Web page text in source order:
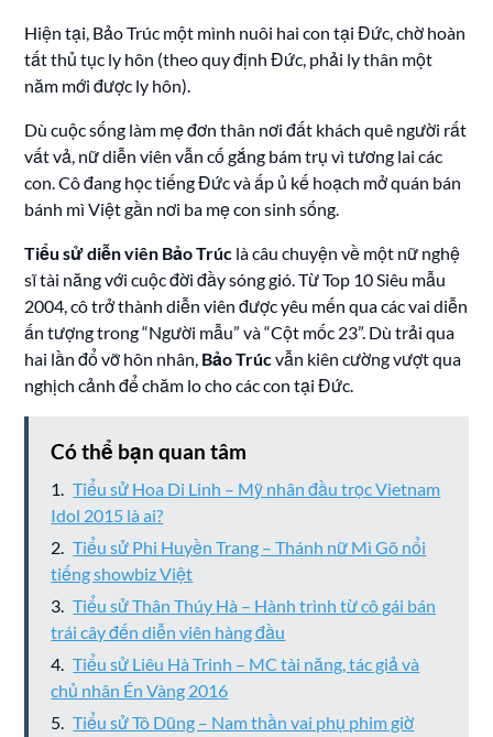
Hiện tại, Bảo Trúc một mình nuôi hai con tại Đức, chờ hoàn
tất thủ tục ly hôn (theo quy định Đức, phải ly thân một
năm mới được ly hôn).
Dù cuộc sống làm mẹ đơn thân nơi đất khách quê người rất
vất vả, nữ diễn viên vẫn cố gắng bám trụ vì tương lai các
con. Cô đang học tiếng Đức và ấp ủ kế hoạch mở quán bán
bánh mì Việt gần nơi ba mẹ con sinh sống.
Tiểu sử diễn viên Bảo Trúc là câu chuyện về một nữ nghệ
sĩ tài năng với cuộc đời đầy sóng gió. Từ Top 10 Siêu mẫu
2004, cô trở thành diễn viên được yêu mến qua các vai diễn
ấn tượng trong “Người mẫu” và “Cột mốc 23”. Dù trải qua
hai lần đổ vỡ hôn nhân, Bảo Trúcvẫn kiên cường vượt qua
nghịch cảnh để chăm lo cho các con tại Đức.
Có thể bạn quan tâm
Tiểu sử Hoa Di Linh – Mỹ nhân đầu trọc Vietnam
Idol 2015 là ai?
Tiểu sử Phi Huyền Trang – Thánh nữ Mì Gõ nổi
tiếng showbiz Việt
Tiểu sử Thân Thúy Hà – Hành trình từ cô gái bán
trái cây đến diễn viên hàng đầu
Tiểu sử Liêu Hà Trinh – MC tài năng, tác giả và
chủ nhân Én Vàng 2016
Tiểu sử Tô Dũng – Nam thần vai phụ phim giờ